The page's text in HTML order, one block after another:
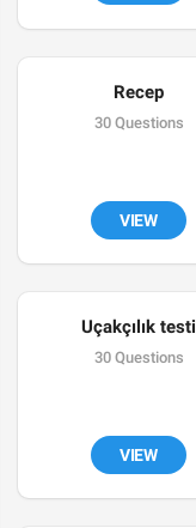
Recep
30 Questions
VIEW
Uçakçılık testi
30 Questions
VIEW